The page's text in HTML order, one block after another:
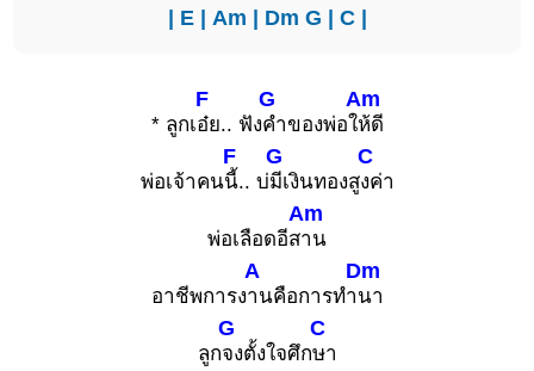
| E| Am | Dm G | C|
* ลูกเ
F
อ๋ย.. ฟัง
G
คำของพ่อใ
Am
ห้ดี
พ่อเจ้าคน
F
นี้.. บ่
G
มีเงินทองสู
C
งค่า
พ่อเลือดอีส
Am
าน
อาชีพการง
A
านคือการทำ
Dm
นา
ลูก
G
จงตั้งใจศึก
C
ษา